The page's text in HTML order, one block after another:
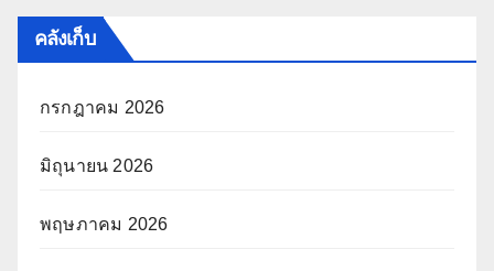
คลังเก็บ
กรกฎาคม 2026
มิถุนายน 2026
พฤษภาคม 2026